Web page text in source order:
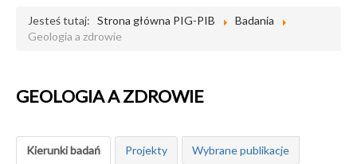
Jesteś tutaj: Strona główna PIG-PIB
Badania
Geologia a zdrowie
GEOLOGIA A ZDROWIE
Kierunki badań Projekty Wybrane publikacje